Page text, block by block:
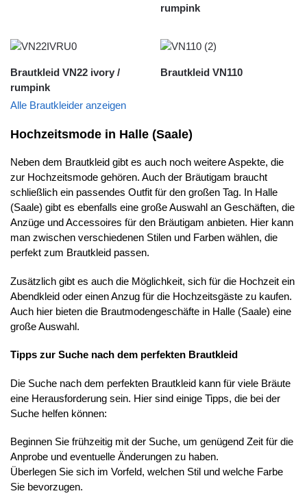
rumpink
Brautkleid VN22 ivory /
rumpink
Brautkleid VN110
Alle Brautkleider anzeigen
Hochzeitsmode in Halle (Saale)
Neben dem Brautkleid gibt es auch noch weitere Aspekte, die
zur Hochzeitsmode gehören. Auch der Bräutigam braucht
schließlich ein passendes Outfit für den großen Tag. In Halle
(Saale) gibt es ebenfalls eine große Auswahl an Geschäften, die
Anzüge und Accessoires für den Bräutigam anbieten. Hier kann
man zwischen verschiedenen Stilen und Farben wählen, die
perfekt zum Brautkleid passen.
Zusätzlich gibt es auch die Möglichkeit, sich für die Hochzeit ein
Abendkleid oder einen Anzug für die Hochzeitsgäste zu kaufen.
Auch hier bieten die Brautmodengeschäfte in Halle (Saale) eine
große Auswahl.
Tipps zur Suche nach dem perfekten Brautkleid
Die Suche nach dem perfekten Brautkleid kann für viele Bräute
eine Herausforderung sein. Hier sind einige Tipps, die bei der
Suche helfen können:
Beginnen Sie frühzeitig mit der Suche, um genügend Zeit für die
Anprobe und eventuelle Änderungen zu haben.
Überlegen Sie sich im Vorfeld, welchen Stil und welche Farbe
Sie bevorzugen.